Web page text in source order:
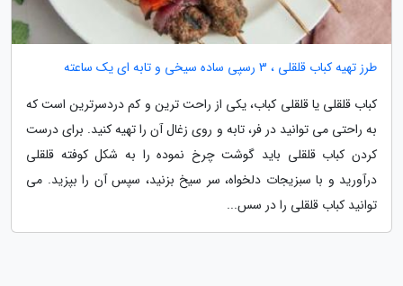
طرز تهیه کباب قلقلی ، 3 رسپی ساده سیخی و تابه ای یک ساعته
کباب قلقلی یا قلقلی کباب، یکی از راحت ترین و کم دردسرترین است که
به راحتی می توانید در فر، تابه و روی زغال آن را تهیه کنید. برای درست
کردن کباب قلقلی باید گوشت چرخ نموده را به شکل کوفته قلقلی
درآورید و با سبزیجات دلخواه، سر سیخ بزنید، سپس آن را بپزید. می
توانید کباب قلقلی را در سس...